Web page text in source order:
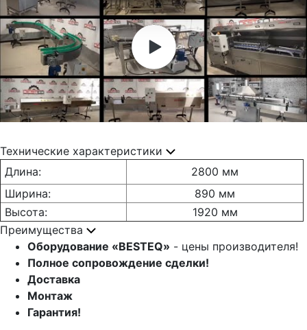
Технические характеристики
Длина:
2800 мм
Ширина:
890 мм
Высота:
1920 мм
Преимущества
Оборудование «BESTEQ» - цены производителя!
Полное сопровождение сделки!
Доставка
Монтаж
Гарантия!